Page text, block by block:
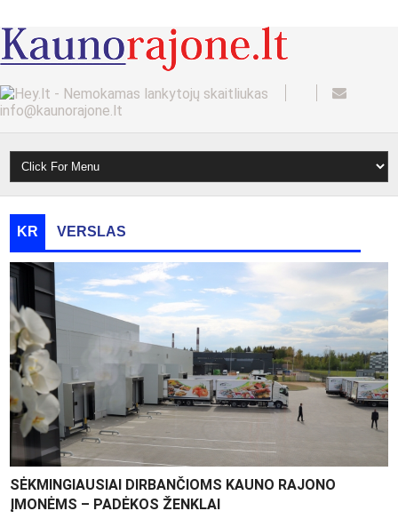
info@kaunorajone.lt
KR VERSLAS
SĖKMINGIAUSIAI DIRBANČIOMS KAUNO RAJONO
ĮMONĖMS – PADĖKOS ŽENKLAI